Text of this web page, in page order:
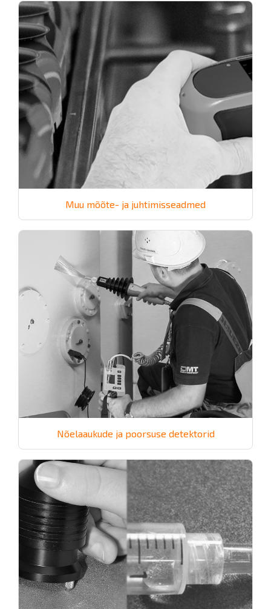
Muu mõõte- ja juhtimisseadmed
Nõelaaukude ja poorsuse detektorid